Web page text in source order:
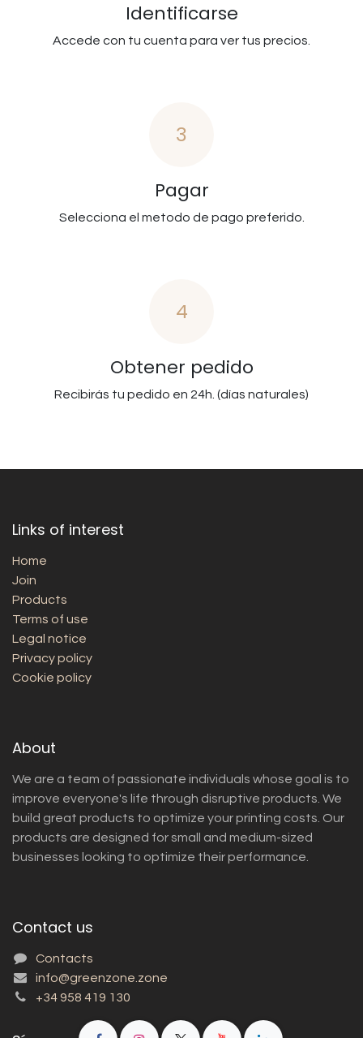
Identificarse
Accede con tu cuenta para ver tus precios.
3
Pagar
Selecciona el metodo de pago preferido.
4
Obtener pedido
Recibirás tu pedido en 24h. (días naturales)
Links of interest
Home
Join
Products
Terms of use
Legal notice
Privacy policy
Cookie policy
About
We are a team of passionate individuals whose goal is to
improve everyone's life through disruptive products. We
build great products to optimize your printing costs. Our
products are designed for small and medium-sized
businesses looking to optimize their performance.
Contact us
Contacts
info@greenzone.zone
+34 958 419 130